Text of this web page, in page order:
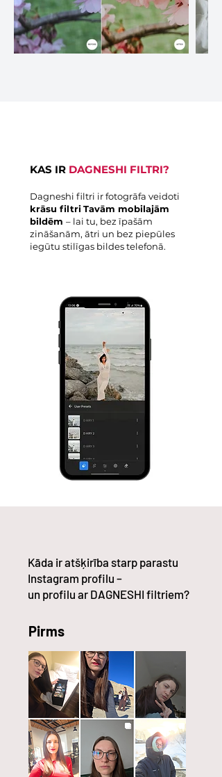
KAS IR DAGNESHI FILTRI?
Dagneshi filtri ir fotogrāfa veidoti
krāsu filtriTavām mobilajām
bildēm – lai tu, bez īpašām
zināšanām, ātri un bez piepūles
iegūtu stilīgas bildes telefonā.
Kāda ir atšķirība starp parastu
Instagram profilu –
un profilu ar DAGNESHI filtriem?
Pirms